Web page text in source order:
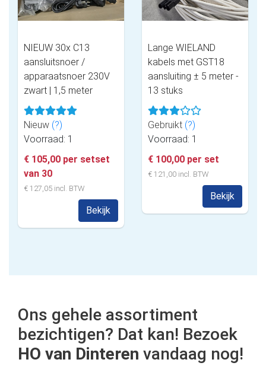
NIEUW 30x C13
aansluitsnoer /
apparaatsnoer 230V
zwart | 1,5 meter
Nieuw (?)
Voorraad: 1
€ 105,00 per setset
van 30
€ 127,05 incl. BTW
Bekijk
Lange WIELAND
kabels met GST18
aansluiting ± 5 meter -
13 stuks
Gebruikt (?)
Voorraad: 1
€ 100,00 per set
€ 121,00 incl. BTW
Bekijk
Ons gehele assortiment
bezichtigen? Dat kan! Bezoek
HO van Dinteren vandaag nog!